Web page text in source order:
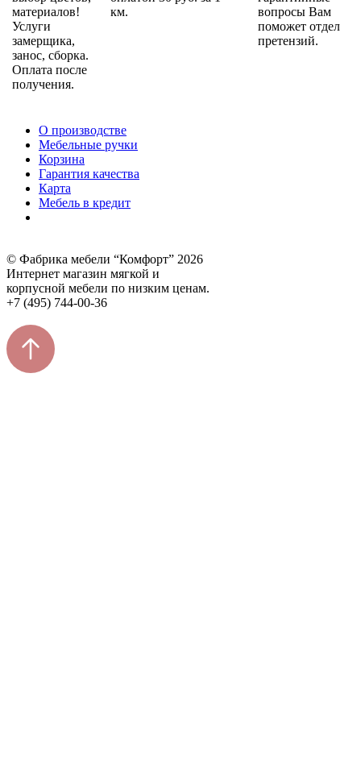
материалов!
Услуги
замерщика,
занос, сборка.
Оплата после
получения.
км.
вопросы Вам
поможет отдел
претензий.
О производстве
Мебельные ручки
Корзина
Гарантия качества
Карта
Мебель в кредит
© Фабрика мебели “Комфорт” 2026
Интернет магазин мягкой и
корпусной мебели по низким ценам.
+7 (495) 744-00-36